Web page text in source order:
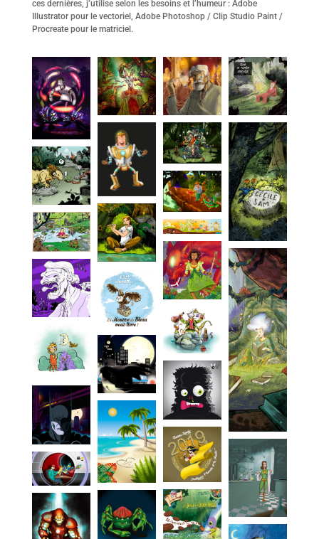
ces dernières, j’utilise selon les besoins et l’humeur : Adobe
Illustrator pour le vectoriel, Adobe Photoshop / Clip Studio Paint /
Procreate pour le matriciel.